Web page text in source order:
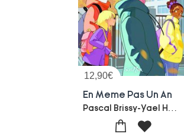
12,90€
En Meme Pas Un An